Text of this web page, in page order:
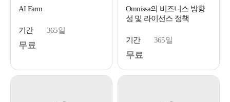
AI Farm
기간 365일
무료
Omnissa의 비즈니스 방향
성 및 라이선스 정책
기간 365일
무료